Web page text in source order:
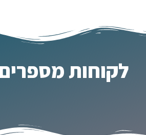
לקוחות